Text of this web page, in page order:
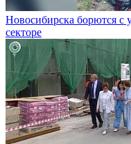
Новосибирска борются
секторе